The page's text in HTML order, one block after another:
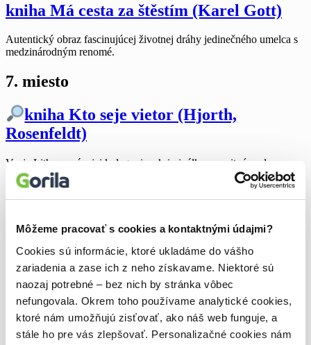
Môžeme pracovať s cookies a kontaktnými údajmi?
Cookies sú informácie, ktoré ukladáme do vášho
zariadenia a zase ich z neho získavame. Niektoré sú
naozaj potrebné – bez nich by stránka vôbec
nefungovala. Okrem toho používame analytické cookies,
ktoré nám umožňujú zisťovať, ako náš web funguje, a
stále ho pre vás zlepšovať. Personalizačné cookies nám
kniha Má cesta za štěstím (Karel Gott)
Autentický obraz fascinujúcej životnej dráhy jedinečného umelca s
medzinárodným renomé.
7. miesto
kniha Kto seje vietor (Hjorth,
Rosenfeldt)
Vanja Lithnerová a jej kolegovia z kriminálky sa ocitnú pod
obrovským tlakom. Musia dolapiť ostreľovača, ktorý v priebehu
niekoľkých dní zavraždil v Karlshamne tri osoby. Nemajú však
najmenšiu stopu ani svedkov.
8. miesto
kniha Končí sa to nami (Colleen
Hoover)
Lily si v detstve vytrpela svoje. Po otcovej smrti opúšťa rodný
Maine a usádza sa v Bostone, v meste, kde je všetko lepšie. Aspoň
tak jej to kedysi tvrdil Atlas, Lilina spriaznená duša a prvá láska.